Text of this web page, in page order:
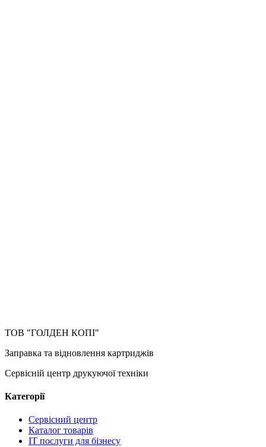
ТОВ "ГОЛДЕН КОПІ"
Заправка та відновлення картриджів
Сервісній центр друкуючої техніки
Категорії
Сервісний центр
Каталог товарів
IT послуги для бізнесу